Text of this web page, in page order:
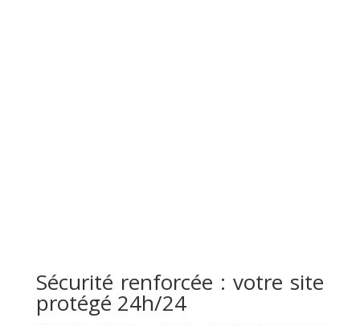
Sécurité renforcée : votre site
protégé 24h/24